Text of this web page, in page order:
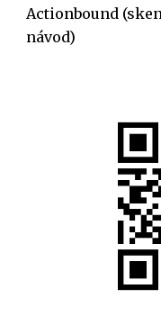
Actionbound
návod)